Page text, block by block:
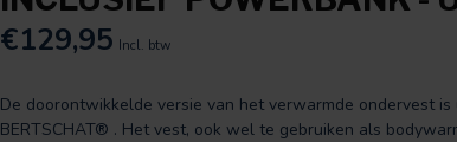
€129,95 Incl. btw
De doorontwikkelde versie van het verwarmde ondervest
BERTSCHAT® . Het vest, ook wel te gebruiken als